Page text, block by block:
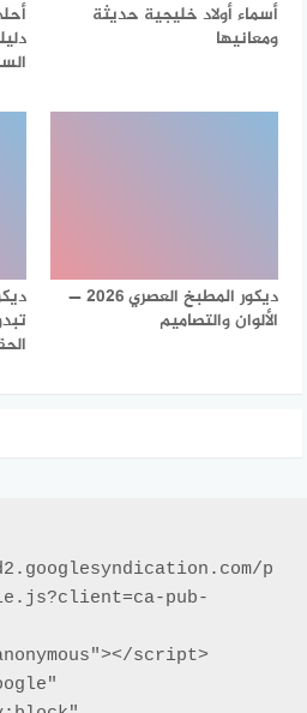
أسماء أولاد خليجية حديثة
ومعانيها
ديكور المطبخ العصري 2026 —
الألوان والتصاميم
p
pub-